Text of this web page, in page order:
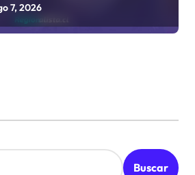
7, 2026
Buscar